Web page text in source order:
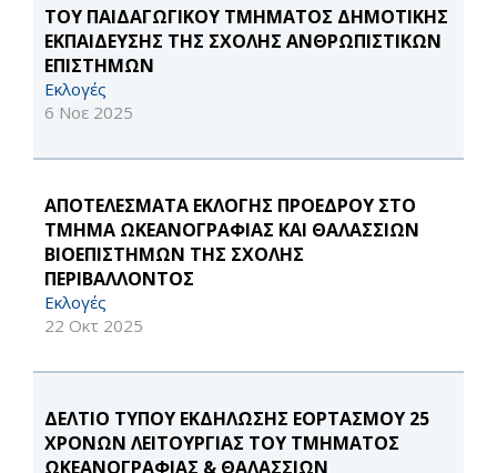
ΤΟΥ ΠΑΙΔΑΓΩΓΙΚΟΥ ΤΜΗΜΑΤΟΣ ΔΗΜΟΤΙΚΗΣ
ΕΚΠΑΙΔΕΥΣΗΣ ΤΗΣ ΣΧΟΛΗΣ ΑΝΘΡΩΠΙΣΤΙΚΩΝ
ΕΠΙΣΤΗΜΩΝ
Εκλογές
6 Νοε 2025
ΑΠΟΤΕΛΕΣΜΑΤΑ ΕΚΛΟΓΗΣ ΠΡΟΕΔΡΟΥ ΣΤΟ
ΤΜΗΜΑ ΩΚΕΑΝΟΓΡΑΦΙΑΣ ΚΑΙ ΘΑΛΑΣΣΙΩΝ
ΒΙΟΕΠΙΣΤΗΜΩΝ ΤΗΣ ΣΧΟΛΗΣ
ΠΕΡΙΒΑΛΛΟΝΤΟΣ
Εκλογές
22 Οκτ 2025
ΔΕΛΤΙΟ ΤΥΠΟΥ ΕΚΔΗΛΩΣΗΣ ΕΟΡΤΑΣΜΟΥ 25
ΧΡΟΝΩΝ ΛΕΙΤΟΥΡΓΙΑΣ ΤΟΥ ΤΜΗΜΑΤΟΣ
ΩΚΕΑΝΟΓΡΑΦΙΑΣ & ΘΑΛΑΣΣΙΩΝ